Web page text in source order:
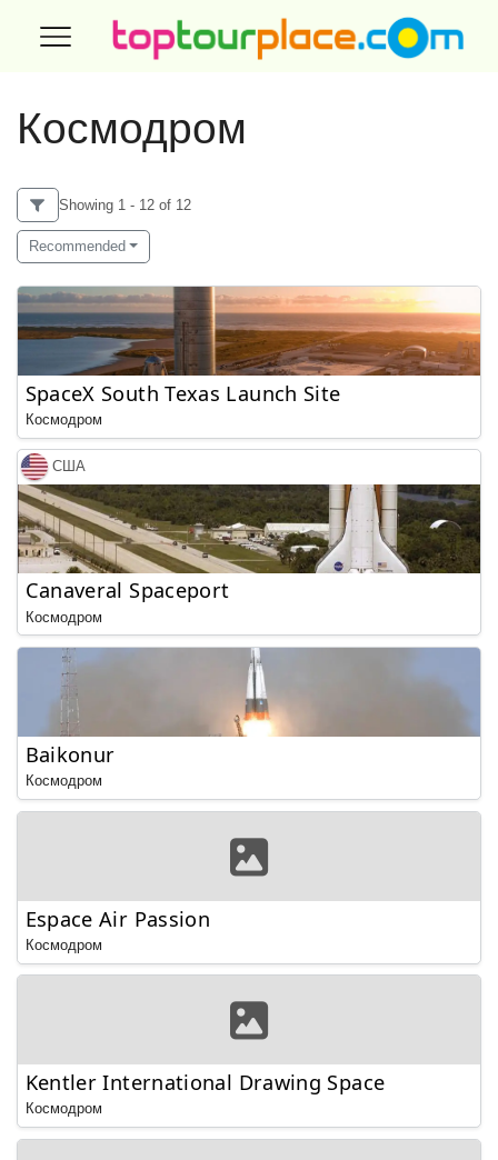
Космодром
Showing 1 - 12 of 12
Recommended
SpaceX South Texas Launch Site
Космодром
США
Canaveral Spaceport
Космодром
Baikonur
Космодром
Espace Air Passion
Космодром
Kentler International Drawing Space
Космодром